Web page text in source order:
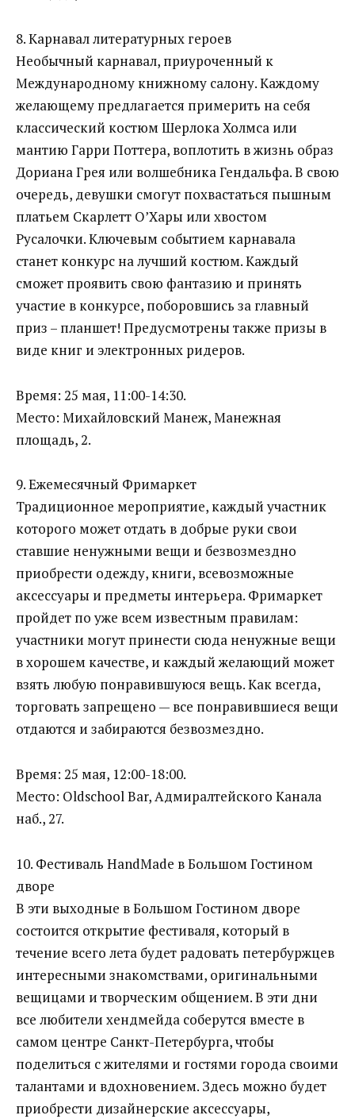
8. Карнавал литературных героев
Необычный карнавал, приуроченный к
Международному книжному салону. Каждому
желающему предлагается примерить на себя
классический костюм Шерлока Холмса или
мантию Гарри Поттера, воплотить в жизнь образ
Дориана Грея или волшебника Гендальфа. В свою
очередь, девушки смогут похвастаться пышным
платьем Скарлетт О’Хары или хвостом
Русалочки. Ключевым событием карнавала
станет конкурс на лучший костюм. Каждый
сможет проявить свою фантазию и принять
участие в конкурсе, поборовшись за главный
приз – планшет! Предусмотрены также призы в
виде книг и электронных ридеров.
Время: 25 мая, 11:00-14:30.
Место: Михайловский Манеж, Манежная
площадь, 2.
9. Ежемесячный Фримаркет
Традиционное мероприятие, каждый участник
которого может отдать в добрые руки свои
ставшие ненужными вещи и безвозмездно
приобрести одежду, книги, всевозможные
аксессуары и предметы интерьера. Фримаркет
пройдет по уже всем известным правилам:
участники могут принести сюда ненужные вещи
в хорошем качестве, и каждый желающий может
взять любую понравившуюся вещь. Как всегда,
торговать запрещено — все понравившиеся вещи
отдаются и забираются безвозмездно.
Время: 25 мая, 12:00-18:00.
Место: Oldschool Bar, Адмиралтейского Канала
наб., 27.
10. Фестиваль HandMade в Большом Гостином
дворе
В эти выходные в Большом Гостином дворе
состоится открытие фестиваля, который в
течение всего лета будет радовать петербуржцев
интересными знакомствами, оригинальными
вещицами и творческим общением. В эти дни
все любители хендмейда соберутся вместе в
самом центре Санкт-Петербурга, чтобы
поделиться с жителями и гостями города своими
талантами и вдохновением. Здесь можно будет
приобрести дизайнерские аксессуары,